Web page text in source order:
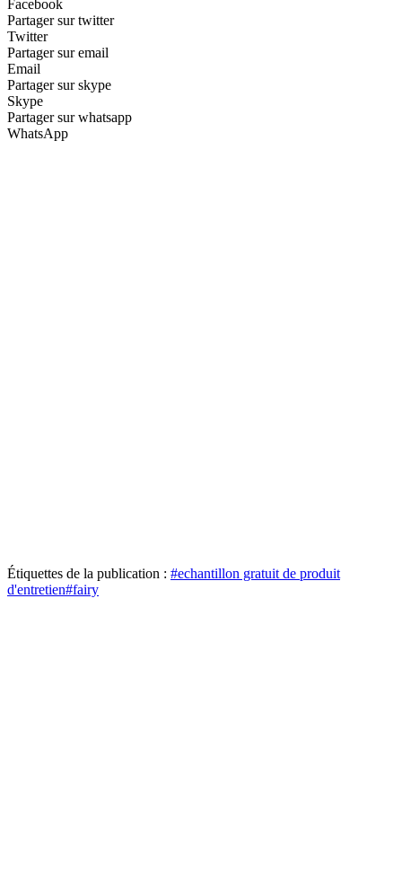
Facebook
Partager sur twitter
Twitter
Partager sur email
Email
Partager sur skype
Skype
Partager sur whatsapp
WhatsApp
Étiquettes de la publication : #echantillon gratuit de produit
d'entretien#fairy